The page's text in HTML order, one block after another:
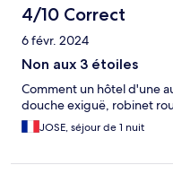
4/10 Correct
6 févr. 2024
Non aux 3 étoiles
Comment un hôtel d'une
douche exiguë, robinet
JOSE, séjour de 1 nuit